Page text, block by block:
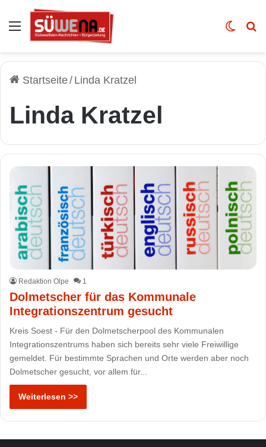
Auswahl Skin
Startseite/ Linda Kratzel
Linda Kratzel
Redaktion Olpe 1
Dolmetscher für das Kommunale
Integrationszentrum gesucht
Kreis Soest - Für den Dolmetscherpool des Kommunalen
Integrationszentrums haben sich bereits sehr viele Freiwillige
gemeldet. Für bestimmte Sprachen und Orte werden aber noch
Dolmetscher gesucht, vor allem für...
Weiterlesen >>